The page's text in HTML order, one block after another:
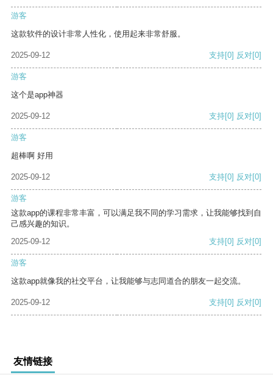
游客
这款软件的设计非常人性化，使用起来非常舒服。
2025-09-12 支持[0] 反对[0]
游客
这个是app神器
2025-09-12 支持[0] 反对[0]
游客
超棒啊 好用
2025-09-12 支持[0] 反对[0]
游客
这款app的课程非常丰富，可以满足我不同的学习需求，让我能够找到自
己感兴趣的知识。
2025-09-12
支持[0] 反对[0]
游客
这款app就像我的社交平台，让我能够与志同道合的朋友一起交流。
2025-09-12 支持[0] 反对[0]
友情链接